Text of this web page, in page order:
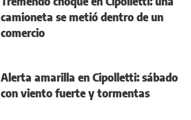
camioneta se metió dentro de un
comercio
Alerta amarilla en Cipolletti: sábado
con viento fuerte y tormentas